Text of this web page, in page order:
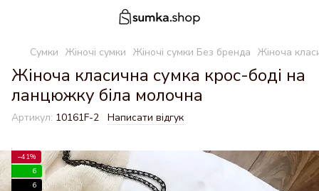
Сумки Жіночі сумки Жіночі сумки Без бренда Жіноча
Жіноча класична сумка крос-боді на
ланцюжку біла молочна
Артикул: 10161F-2 Написати відгук
−41%
6
6